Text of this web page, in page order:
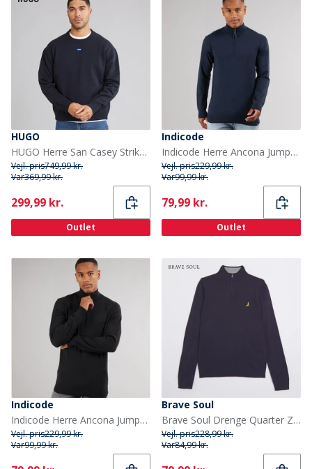
HUGO
HUGO Herre San Casey Strikket Sweater Navy
Vejl. pris749,99 kr.
Var369,99 kr.
Current
299,99 kr.
Outlet
Indicode
Indicode Herre Ancona Jumper Navy
Vejl. pris229,99 kr.
Var99,99 kr.
Current
79,99 kr.
Outlet
Indicode
Indicode Herre Ancona Jumper Sort
Vejl. pris229,99 kr.
Var99,99 kr.
Brave Soul
Brave Soul Drenge Quarter Zip Jumper Midnat Navy
Vejl. pris228,99 kr.
Var84,99 kr.